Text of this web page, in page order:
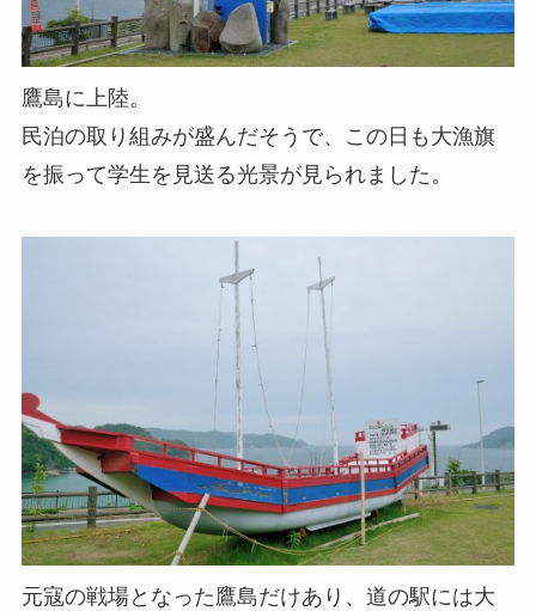
鷹島に上陸。
民泊の取り組みが盛んだそうで、この日も大漁旗
を振って学生を見送る光景が見られました。
元寇の戦場となった鷹島だけあり、道の駅には大